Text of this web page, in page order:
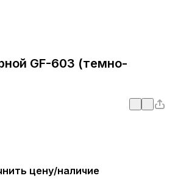
GF-603 (темно-
цену/наличие